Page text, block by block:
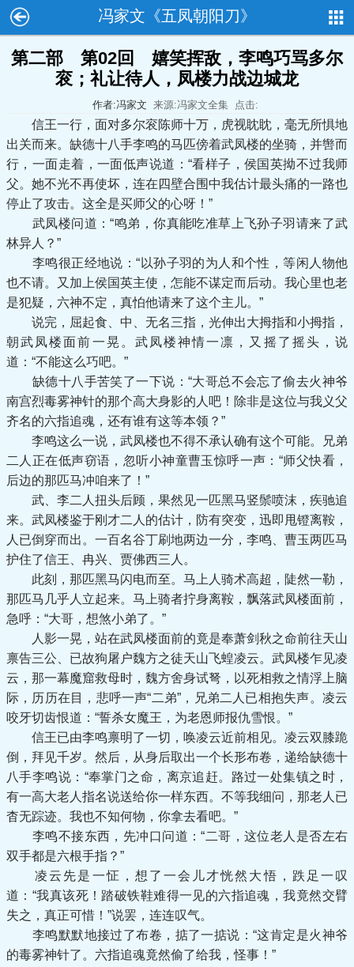
冯家文《五凤朝阳刀》
第二部 第02回 嬉笑挥敌，李鸣巧骂多尔
衮；礼让待人，凤楼力战边城龙
作者:冯家文 来源:冯家文全集 点击:
信王一行，面对多尔衮陈师十万，虎视眈眈，毫无所惧地
出关而来。缺德十八手李鸣的马匹傍着武凤楼的坐骑，并辔而
行，一面走着，一面低声说道：“看样子，侯国英拗不过我师
父。她不光不再使坏，连在四壁合围中我估计最头痛的一路也
停止了攻击。这全是买师父的心呀！”
武凤楼问道：“鸣弟，你真能吃准草上飞孙子羽请来了武
林异人？”
李鸣很正经地说：“以孙子羽的为人和个性，等闲人物他
也不请。又加上侯国英主使，怎能不谋定而后动。我心里也老
是犯疑，六神不定，真怕他请来了这个主儿。”
说完，屈起食、中、无名三指，光伸出大拇指和小拇指，
朝武凤楼面前一晃。武凤楼神情一凛，又摇了摇头，说
道：“不能这么巧吧。”
缺德十八手苦笑了一下说：“大哥总不会忘了偷去火神爷
南宫烈毒雾神针的那个高大身影的人吧！除非是这位与我义父
齐名的六指追魂，还有谁有这等本领？”
李鸣这么一说，武凤楼也不得不承认确有这个可能。兄弟
二人正在低声窃语，忽听小神童曹玉惊呼一声：“师父快看，
后边的那匹马冲咱来了！”
武、李二人扭头后顾，果然见一匹黑马竖鬃喷沫，疾驰追
来。武凤楼鉴于刚才二人的估计，防有突变，迅即甩镫离鞍，
人已倒穿而出。一百名谷丁刷地两边一分，李鸣、曹玉两匹马
护住了信王、冉兴、贾佛西三人。
此刻，那匹黑马闪电而至。马上人骑术高超，陡然一勒，
那匹马几乎人立起来。马上骑者拧身离鞍，飘落武凤楼面前，
急呼：“大哥，想煞小弟了。”
人影一晃，站在武凤楼面前的竟是奉萧剑秋之命前往天山
禀告三公、已故狗屠户魏方之徒天山飞蝗凌云。武凤楼乍见凌
云，那一幕魔窟救母时，魏方舍身试弩，以死相救之情浮上脑
际，历历在目，悲呼一声“二弟”，兄弟二人已相抱失声。凌云
咬牙切齿恨道：“誓杀女魔王，为老恩师报仇雪恨。”
信王已由李鸣禀明了一切，唤凌云近前相见。凌云双膝跪
倒，拜见千岁。然后，从身后取出一个长形布卷，递给缺德十
八手李鸣说：“奉掌门之命，离京追赶。路过一处集镇之时，
有一高大老人指名说送给你一样东西。不等我细问，那老人已
杳无踪迹。我也不知何物，你拿去看吧。”
李鸣不接东西，先冲口问道：“二哥，这位老人是否左右
双手都是六根手指？”
凌云先是一怔，想了一会儿才恍然大悟，跌足一叹
道：“我真该死！踏破铁鞋难得一见的六指追魂，我竟然交臂
失之，真正可惜！”说罢，连连叹气。
李鸣默默地接过了布卷，掂了一掂说：“这肯定是火神爷
的毒雾神针了。六指追魂竟然偷了给我，怪事！”